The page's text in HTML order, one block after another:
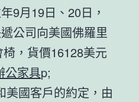
9月19日、20日，
公司向美國佛羅里
，貨價16128美元
公家具p;
美國客戶的約定，由